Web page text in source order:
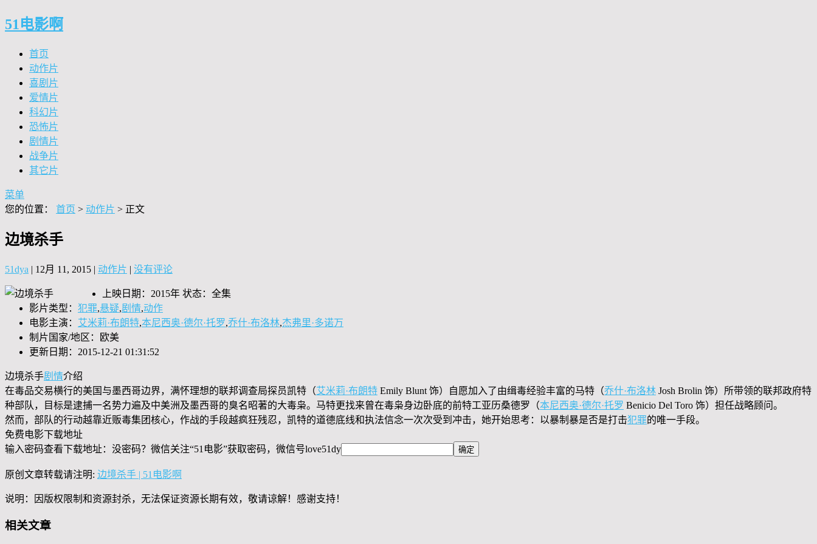
51电影啊
首页
动作片
喜剧片
爱情片
科幻片
恐怖片
剧情片
战争片
其它片
菜单
您的位置： 首页 > 动作片 > 正文
边境杀手
51dya | 12月 11, 2015 | 动作片 | 没有评论
上映日期：2015年 状态：全集
影片类型： 犯罪,悬疑,剧情,动作
电影主演： 艾米莉·布朗特,本尼西奥·德尔·托罗,乔什·布洛林,杰弗里·多诺万
制片国家/地区：欧美
更新日期：2015-12-21 01:31:52
边境杀手剧情介绍
在毒品交易横行的美国与墨西哥边界，满怀理想的联邦调查局探员凯特（艾米莉·布朗特 Emily Blunt 饰）自愿加入了由缉毒经验丰富的马特（乔什·布洛林 Josh Brolin 饰）所带领的联邦政府特
种部队，目标是逮捕一名势力遍及中美洲及墨西哥的臭名昭著的大毒枭。马特更找来曾在毒枭身边卧底的前特工亚历桑德罗（本尼西奥·德尔·托罗 Benicio Del Toro 饰）担任战略顾问。
然而，部队的行动越靠近贩毒集团核心，作战的手段越疯狂残忍，凯特的道德底线和执法信念一次次受到冲击，她开始思考：以暴制暴是否是打击犯罪的唯一手段。
免费电影下载地址
输入密码查看下载地址：没密码？微信关注“51电影”获取密码，微信号love51dy
原创文章转载请注明: 边境杀手 | 51电影啊
说明：因版权限制和资源封杀，无法保证资源长期有效，敬请谅解！感谢支持！
相关文章